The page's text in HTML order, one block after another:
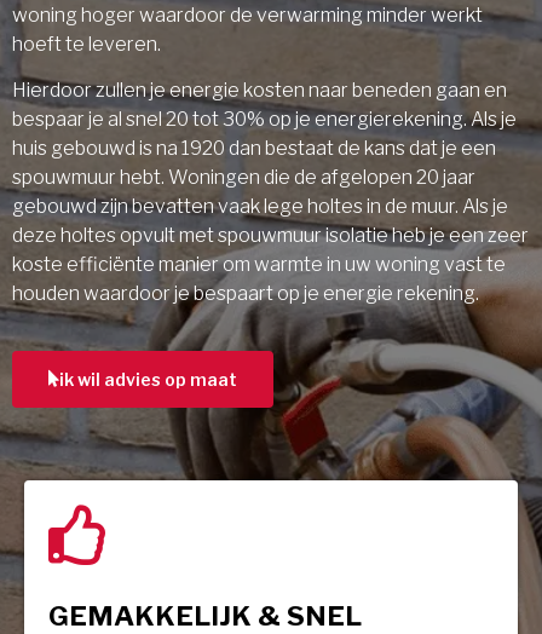
woning hoger waardoor de verwarming minder werkt
hoeft te leveren.
Hierdoor zullen je energie kosten naar beneden gaan en
bespaar je al snel 20 tot 30% op je energierekening. Als je
huis gebouwd is na 1920 dan bestaat de kans dat je een
spouwmuur hebt. Woningen die de afgelopen 20 jaar
gebouwd zijn bevatten vaak lege holtes in de muur. Als je
deze holtes opvult met spouwmuur isolatie heb je een zeer
koste efficiënte manier om warmte in uw woning vast te
houden waardoor je bespaart op je energie rekening.
ik wil advies op maat
GEMAKKELIJK & SNEL